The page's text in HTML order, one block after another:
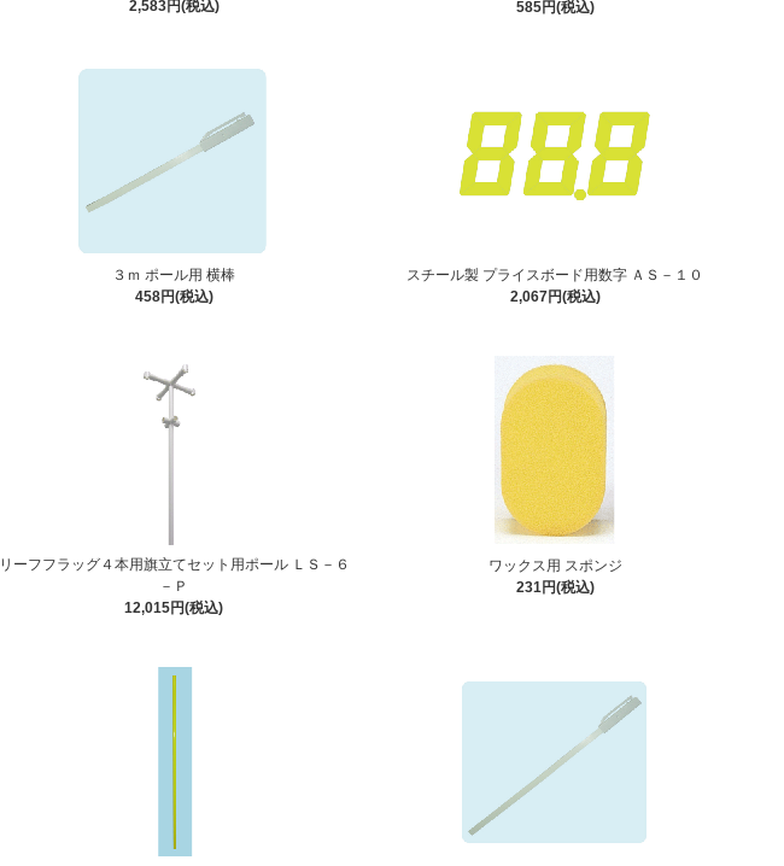
2,583円(税込)
585円(税込)
３ｍ ポール用 横棒
458円(税込)
スチール製 プライスボード用数字 ＡＳ－１０
2,067円(税込)
リーフフラッグ４本用旗立てセット用ポール ＬＳ－６
－Ｐ
12,015円(税込)
ワックス用 スポンジ
231円(税込)